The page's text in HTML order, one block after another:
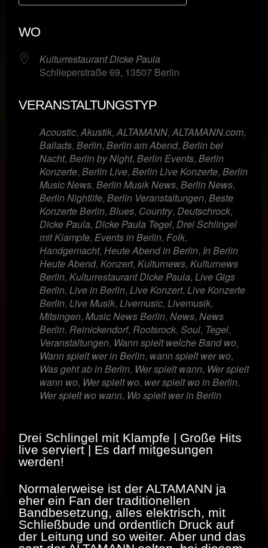
WO
Kulturrestaurant Dicke Paula
Schlieperstraße 69, 13507 Berlin
VERANSTALTUNGSTYP
Acoustic,Akustik,ALTAMANN,ALTAMANN.com,
Ballads, Berlin, Berlin am Abend, Berlin bei
Nacht, Berlin by Night, Berlin Events, Berlin
Konzerte, Berlin Live, Berlin Live Konzerte, Berlin
Music News, Berlin Musik News, Berlin News,
Berlin Nightlife, Berlin Veranstaltungen, Beste
Konzerte Berlin, Blues, Country, Deutschrock,
Dicke Paula, Dicke Paula Tegel, Drei Schlingel
mit Klampfe, Events in Berlin, Folk,
Handgemacht, Heute Abend in Berlin, In Berlin
Heute Abend, Konzert, Kulturnews, Kulturnews
Berlin, Kulturrestaurant Dicke Paula, Live Gigs
Berlin, Live in Berlin, Live Konzert, Live Konzerte
Berlin, Live Musik, Livemusic, Livemusik,
Mitsingen, Music News Berlin, News, News
Berlin, Reinickendorf, Rootsrock, Soul, Tegel,
Veranstaltungen, Wann spielt welche Band wo,
Wann spielt wer in Berlin, wann spielt wer wo,
Was geht ab in Berlin, Wer spielt wann, Wer spielt
wann wo, Wer spielt wo, wer spielt wo in Berlin,
Wer spielt wo wann, Wo spielt wer in Berlin
Drei Schlingel mit Klampfe | Große Hits
live serviert | Es darf mitgesungen
werden!
Normalerweise ist der ALTAMANN ja
eher ein Fan der traditionellen
Bandbesetzung, alles elektrisch, mit
Schließbude und ordentlich Druck auf
der Leitung und so weiter. Aber und das